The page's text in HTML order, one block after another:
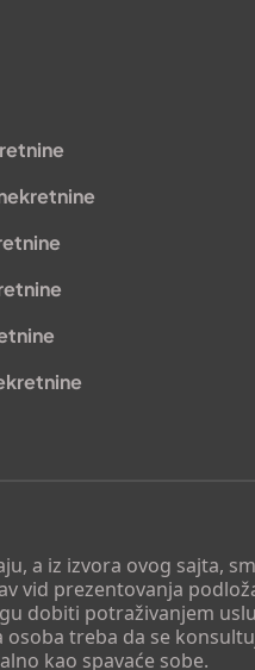
a iz izvora ovog sajta,
vid prezentovanja
dobiti potraživanjem
treba da se
kao spavaće sobe.